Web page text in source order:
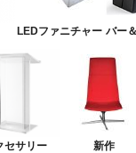
LEDファニチャー バー
セサリー 新作
ンク トライベッカ